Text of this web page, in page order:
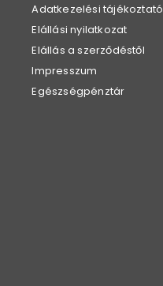
Adatkezelési tájékoztató
Elállási nyilatkozat
Elállás a szerződéstől
Impresszum
Egészségpénztár